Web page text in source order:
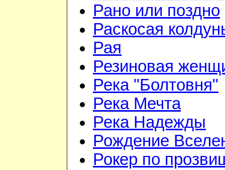
Рано или поздно
Раскосая
Рая
Резиновая
Река "Болтовня"
Река Мечта
Река Надежды
Рождение
Рокер по